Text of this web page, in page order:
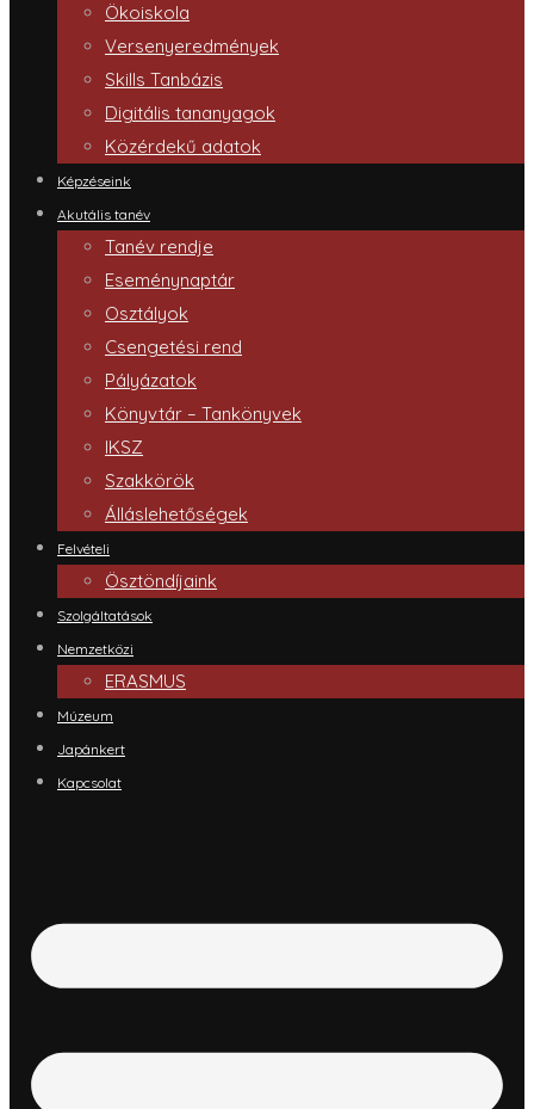
Ökoiskola
Versenyeredmények
Skills Tanbázis
Digitális tananyagok
Közérdekű adatok
Képzéseink
Akutális tanév
Tanév rendje
Eseménynaptár
Osztályok
Csengetési rend
Pályázatok
Könyvtár – Tankönyvek
IKSZ
Szakkörök
Álláslehetőségek
Felvételi
Ösztöndíjaink
Szolgáltatások
Nemzetközi
ERASMUS
Múzeum
Japánkert
Kapcsolat